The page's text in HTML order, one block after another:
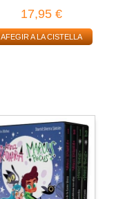
17,95 €
AFEGIR A LA CISTELLA